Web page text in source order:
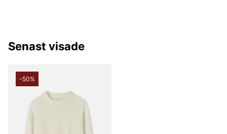
tidlöst och modernt. Produkterna är oftast enfärgade
men de samarbetar också med de bästa
leverantörerna i branschen som de utvecklar unika
modekollektioner tillsammans med. Välskräddat mode
är helt enkelt Tiger of Swedens signum.
Under åren har produktutbudet breddats och speciellt
utbudet för män. Idag kan du hitta både Tiger of
Senast visade
-50%